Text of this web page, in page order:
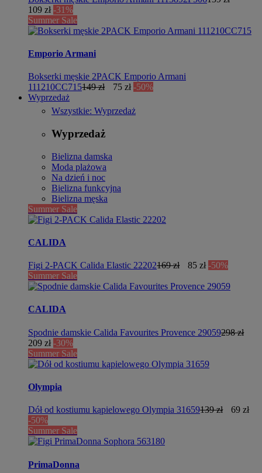
109 zł -31%
Summer Sale
Emporio Armani
Bokserki męskie 2PACK Emporio Armani
111210CC715149 zł 75 zł -50%
Wyprzedaż
Wszystkie: Wyprzedaż
Wyprzedaż
Bielizna damska
Moda plażowa
Na dzień i noc
Bielizna funkcyjna
Bielizna męska
Summer Sale
CALIDA
Figi 2-PACK Calida Elastic 22202169 zł 85 zł -50%
Summer Sale
CALIDA
Spodnie damskie Calida Favourites Provence 29059298 zł
209 zł -30%
Summer Sale
Olympia
Dół od kostiumu kąpielowego Olympia 31659139 zł
69 zł
-50%
Summer Sale
PrimaDonna